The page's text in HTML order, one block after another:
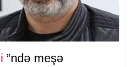
”ndə meşə